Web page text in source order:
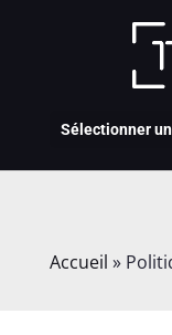
Sélectionner
Accueil »